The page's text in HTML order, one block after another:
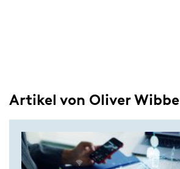
Artikel von Oliver Wibbe